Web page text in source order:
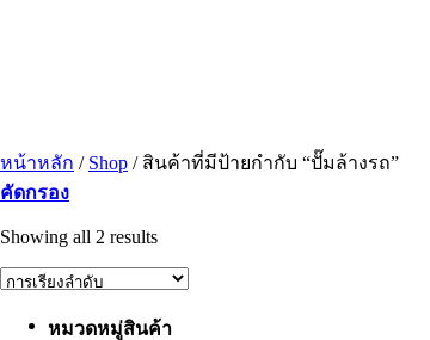
หน้าหลัก / Shop /สินค้าที่มีป้ายกำกับ “ปั๊มล้างรถ”
คัดกรอง
Showing all 2 results
หมวดหมู่สินค้า